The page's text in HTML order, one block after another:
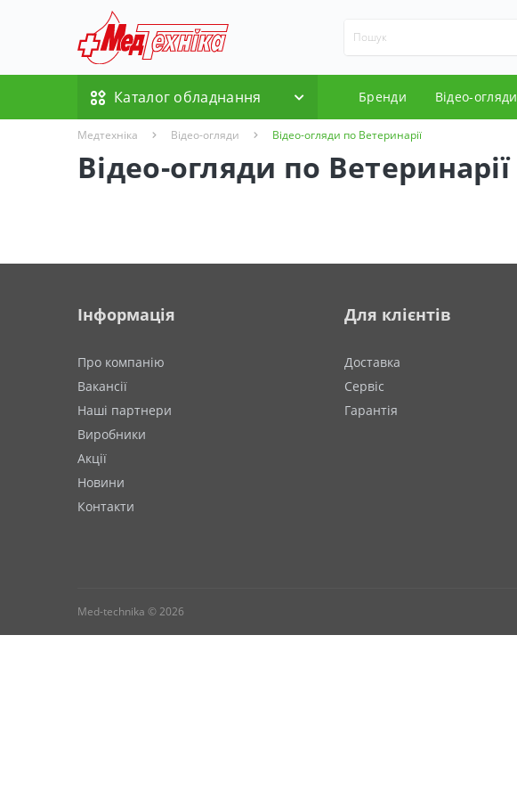
Каталог обладнання Бренди Відео-огляди
Медтехніка Відео-огляди Відео-огляди по Ветеринарії
Відео-огляди по Ветеринарії
Інформація
Про компанію
Вакансії
Наші партнери
Виробники
Акції
Новини
Контакти
Для клієнтів
Доставка
Сервіс
Гарантія
Med-technika © 2026